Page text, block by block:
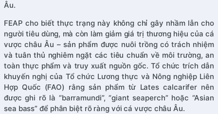
Âu.
FEAP cho biết thực trạng này không chỉ gây nhầm lẫn cho
người tiêu dùng, mà còn làm giảm giá trị thương hiệu của cá
vược châu Âu – sản phẩm được nuôi trồng có trách nhiệm
và tuân thủ nghiêm ngặt các tiêu chuẩn về môi trường, an
toàn thực phẩm và truy xuất nguồn gốc. Tổ chức trích dẫn
khuyến nghị của Tổ chức Lương thực và Nông nghiệp Liên
Hợp Quốc (FAO) rằng sản phẩm từ Lates calcarifer nên
được ghi rõ là “barramundi”, “giant seaperch” hoặc “Asian
sea bass” để phân biệt rõ ràng với cá vược châu Âu.